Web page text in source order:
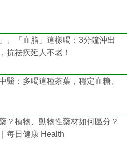
、「血脂」這樣喝：3分鐘沖出
抗祛疾延人不老！
：多喝這種茶葉，穩定血糖、
？植物、動物性藥材如何區分？
每日健康 Health